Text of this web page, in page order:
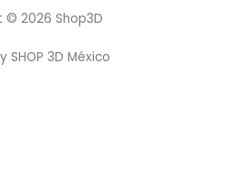
© 2026 Shop3D
SHOP 3D México